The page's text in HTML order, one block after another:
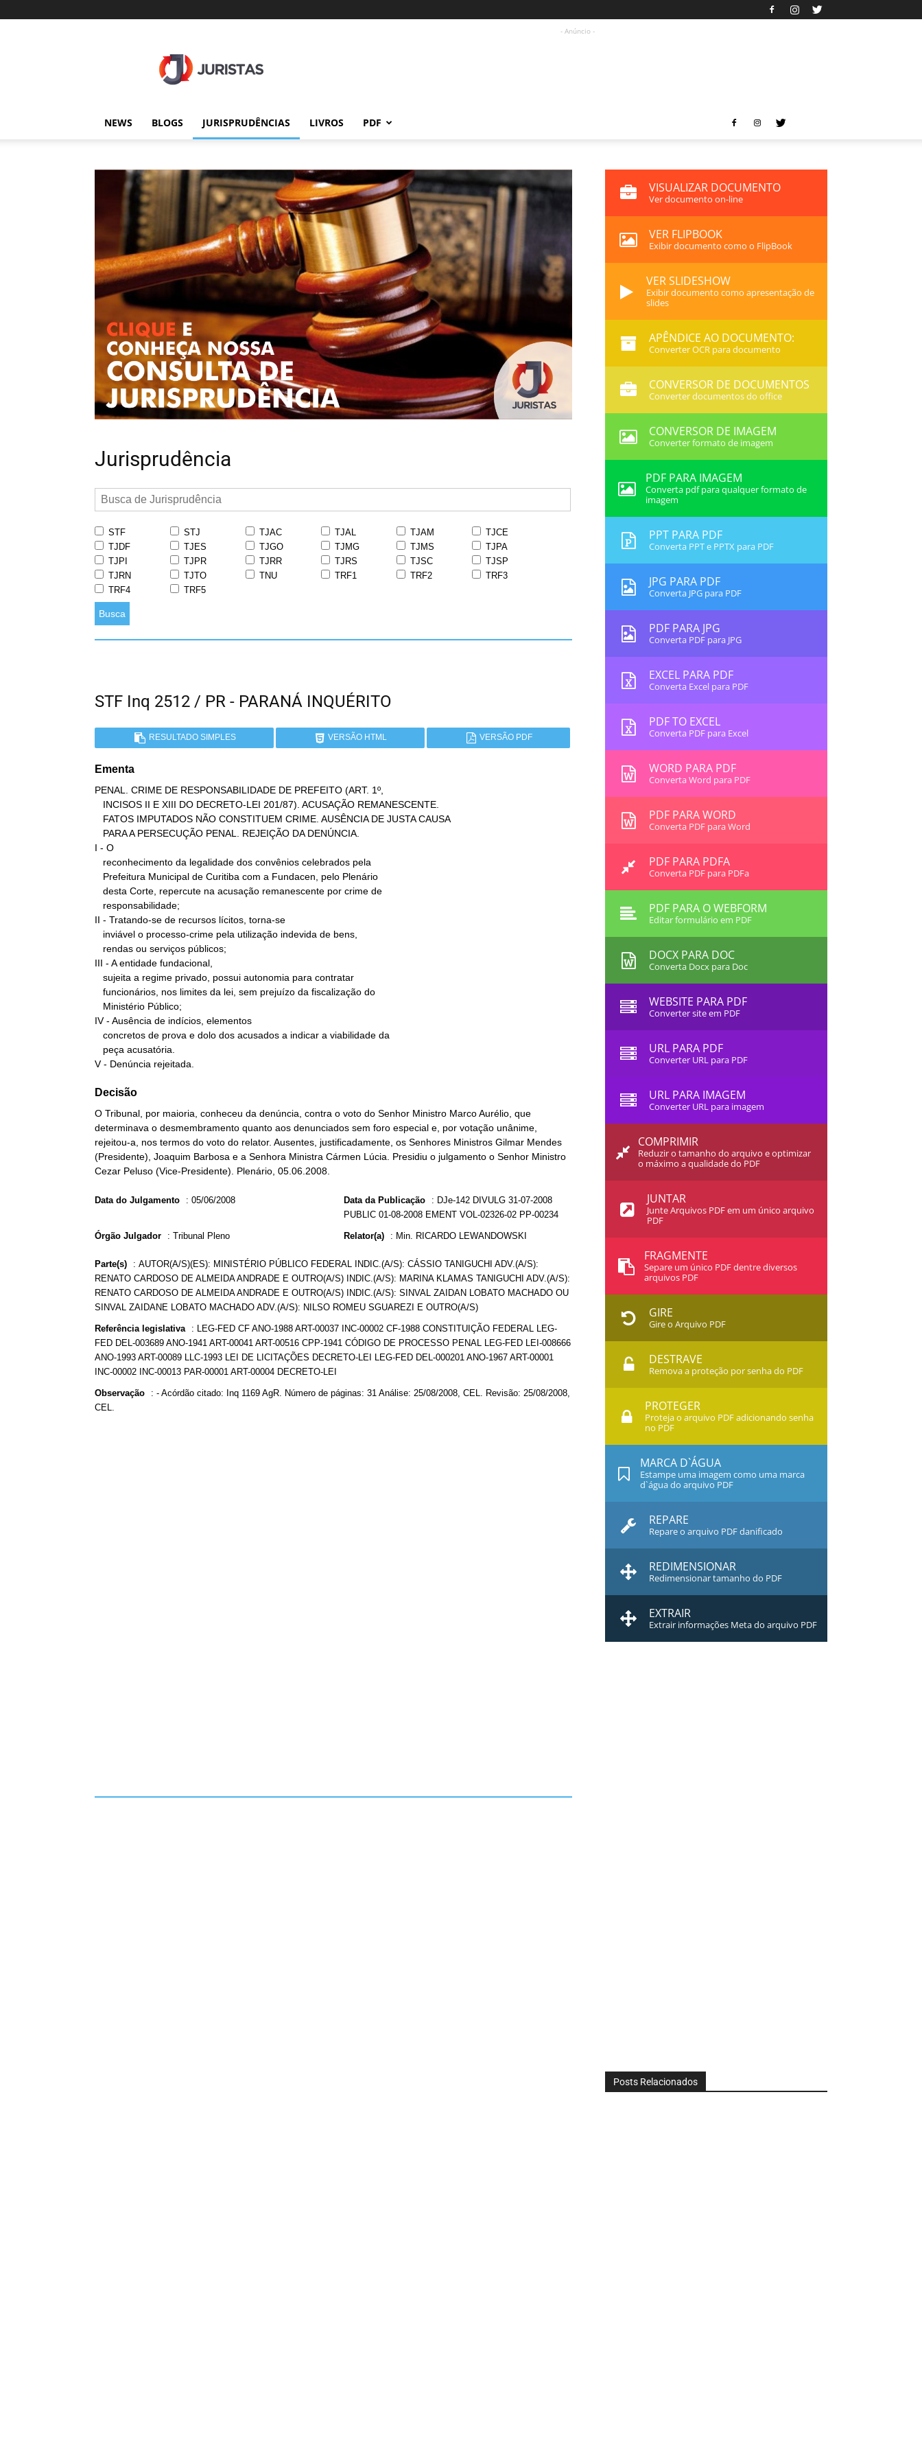
- Anúncio -
NEWS BLOGS JURISPRUDÊNCIAS LIVROS PDF
Jurisprudência
STF STJ TJAC TJAL TJAM
TJCE
TJDF
TJES TJGO TJMG TJMS
TJPA
TJPI
TJPR TJRR TJRS TJSC
TJSP
TJRN
TJTO TNU TRF1 TRF2
TRF3
TRF4
TRF5
Busca
STF Inq 2512 / PR - PARANÁ INQUÉRITO
RESULTADO SIMPLES VERSÃO HTML VERSÃO PDF
Ementa
PENAL. CRIME DE RESPONSABILIDADE DE PREFEITO (ART. 1º,
I - O
II - Tratando-se de recursos lícitos, torna-se
III - A entidade fundacional,
IV - Ausência de indícios, elementos
V - Denúncia rejeitada.
Decisão
O Tribunal, por maioria, conheceu da denúncia, contra o voto do Senhor Ministro Marco Aurélio, que
determinava o desmembramento quanto aos denunciados sem foro especial e, por votação unânime,
rejeitou-a, nos termos do voto do relator. Ausentes, justificadamente, os Senhores Ministros Gilmar Mendes
(Presidente), Joaquim Barbosa e a Senhora Ministra Cármen Lúcia. Presidiu o julgamento o Senhor Ministro
Cezar Peluso (Vice-Presidente). Plenário, 05.06.2008.
Data do Julgamento : 05/06/2008 Data da Publicação : DJe-142 DIVULG 31-07-2008
PUBLIC 01-08-2008 EMENT VOL-02326-02 PP-00234
Órgão Julgador : Tribunal Pleno Relator(a) : Min. RICARDO LEWANDOWSKI
Parte(s) : AUTOR(A/S)(ES): MINISTÉRIO PÚBLICO FEDERAL INDIC.(A/S): CÁSSIO TANIGUCHI ADV.(A/S):
RENATO CARDOSO DE ALMEIDA ANDRADE E OUTRO(A/S) INDIC.(A/S): MARINA KLAMAS TANIGUCHI ADV.(A/S):
RENATO CARDOSO DE ALMEIDA ANDRADE E OUTRO(A/S) INDIC.(A/S): SINVAL ZAIDAN LOBATO MACHADO OU
SINVAL ZAIDANE LOBATO MACHADO ADV.(A/S): NILSO ROMEU SGUAREZI E OUTRO(A/S)
Referência legislativa : LEG-FED CF ANO-1988 ART-00037 INC-00002 CF-1988 CONSTITUIÇÃO FEDERAL LEG-
FED DEL-003689 ANO-1941 ART-00041 ART-00516 CPP-1941 CÓDIGO DE PROCESSO PENAL LEG-FED LEI-008666
ANO-1993 ART-00089 LLC-1993 LEI DE LICITAÇÕES DECRETO-LEI LEG-FED DEL-000201 ANO-1967 ART-00001
INC-00002 INC-00013 PAR-00001 ART-00004 DECRETO-LEI
Observação : - Acórdão citado: Inq 1169 AgR. Número de páginas: 31 Análise: 25/08/2008, CEL. Revisão: 25/08/2008,
CEL.
VISUALIZAR DOCUMENTO
Ver documento on-line
VER FLIPBOOK
Exibir documento como o FlipBook
VER SLIDESHOW
Exibir documento como apresentação de
slides
APÊNDICE AO DOCUMENTO:
Converter OCR para documento
CONVERSOR DE DOCUMENTOS
Converter documentos do office
CONVERSOR DE IMAGEM
Converter formato de imagem
PDF PARA IMAGEM
Converta pdf para qualquer formato de
imagem
PPT PARA PDF
Converta PPT e PPTX para PDF
JPG PARA PDF
Converta JPG para PDF
PDF PARA JPG
Converta PDF para JPG
EXCEL PARA PDF
Converta Excel para PDF
PDF TO EXCEL
Converta PDF para Excel
WORD PARA PDF
Converta Word para PDF
PDF PARA WORD
Converta PDF para Word
PDF PARA PDFA
Converta PDF para PDFa
PDF PARA O WEBFORM
Editar formulário em PDF
DOCX PARA DOC
Converta Docx para Doc
WEBSITE PARA PDF
Converter site em PDF
URL PARA PDF
Converter URL para PDF
URL PARA IMAGEM
Converter URL para imagem
COMPRIMIR
Reduzir o tamanho do arquivo e optimizar
o máximo a qualidade do PDF
JUNTAR
Junte Arquivos PDF em um único arquivo
PDF
FRAGMENTE
Separe um único PDF dentre diversos
arquivos PDF
GIRE
Gire o Arquivo PDF
DESTRAVE
Remova a proteção por senha do PDF
PROTEGER
Proteja o arquivo PDF adicionando senha
no PDF
MARCA D`ÁGUA
Estampe uma imagem como uma marca
d`água do arquivo PDF
REPARE
Repare o arquivo PDF danificado
REDIMENSIONAR
Redimensionar tamanho do PDF
EXTRAIR
Extrair informações Meta do arquivo PDF
Posts Relacionados